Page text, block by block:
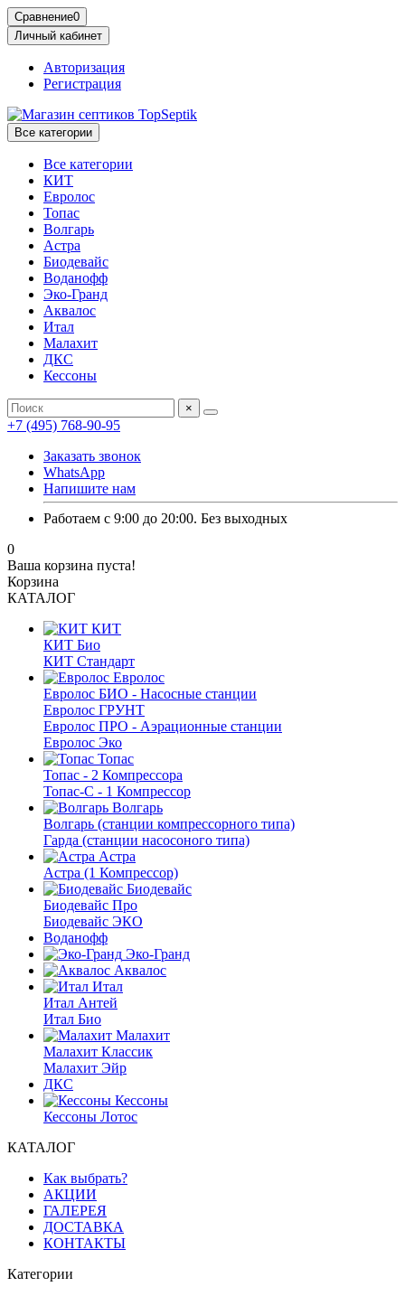
Сравнение0
Личный кабинет
Авторизация
Регистрация
Все категории
Все категории
КИТ
Евролос
Топас
Волгарь
Астра
Биодевайс
Воданофф
Эко-Гранд
Аквалос
Итал
Малахит
ДКС
Кессоны
×
+7 (495) 768-90-95
Заказать звонок
WhatsApp
Напишите нам
Работаем с 9:00 до 20:00. Без выходных
0
Ваша корзина пуста!
Корзина
КАТАЛОГ
КИТ
КИТ Био
КИТ Стандарт
Евролос
Евролос БИО - Насосные станции
Евролос ГРУНТ
Евролос ПРО - Аэрационные станции
Евролос Эко
Топас
Топас - 2 Компрессора
Топас-С - 1 Компрессор
Волгарь
Волгарь (станции компрессорного типа)
Гарда (станции насосоного типа)
Астра
Астра (1 Компрессор)
Биодевайс
Биодевайс Про
Биодевайс ЭКО
Воданофф
Эко-Гранд
Аквалос
Итал
Итал Антей
Итал Био
Малахит
Малахит Классик
Малахит Эйр
ДКС
Кессоны
Кессоны Лотос
КАТАЛОГ
Как выбрать?
АКЦИИ
ГАЛЕРЕЯ
ДОСТАВКА
КОНТАКТЫ
Категории